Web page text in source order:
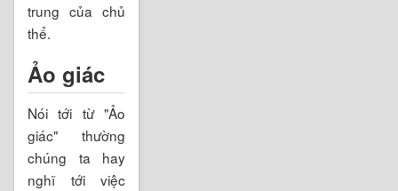
trung của chủ
thể.
Ảo giác
Nói tới từ "Ảo
giác" thường
chúng ta hay
nghĩ tới việc